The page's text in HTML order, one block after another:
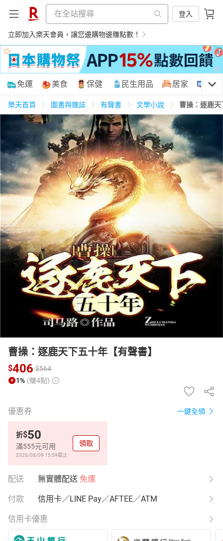
登入
立即加入樂天會員，讓您邊購物邊賺點數！
購物網分類
天天免運 美食蛋糕 養生保健 民生用品
居家生活 3C家電 運動休閒 親子玩具
女裝 男裝 化妝保養 情趣用品
日本購物 電子/紙本書
HOT
免運 美食 保健 民生用品 居家 3C
樂天首頁 圖書與雜誌 有聲書 文學小說 曹操：逐鹿
曹操：逐鹿天下五十年【有聲書】
$406 $564
1% (賺4點)
優惠券 一鍵全領
折$50
滿555元可用
2026/08/09 15:59截止
領取
配送 無實體配送 免運
付款 信用卡／LINE Pay／AFTEE／ATM
信用卡優惠